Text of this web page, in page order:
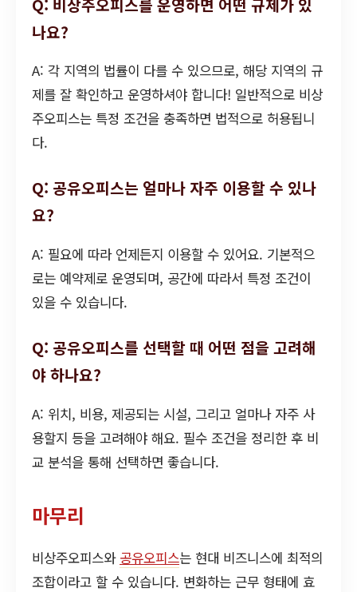
나요?
A: 각 지역의 법률이 다를 수 있으므로, 해당 지역의 규
제를 잘 확인하고 운영하셔야 합니다! 일반적으로 비상
주오피스는 특정 조건을 충족하면 법적으로 허용됩니
다.
Q: 공유오피스는 얼마나 자주 이용할 수 있나
요?
A: 필요에 따라 언제든지 이용할 수 있어요. 기본적으
로는 예약제로 운영되며, 공간에 따라서 특정 조건이
있을 수 있습니다.
Q: 공유오피스를 선택할 때 어떤 점을 고려해
야 하나요?
A: 위치, 비용, 제공되는 시설, 그리고 얼마나 자주 사
용할지 등을 고려해야 해요. 필수 조건을 정리한 후 비
교 분석을 통해 선택하면 좋습니다.
마무리
비상주오피스와 공유오피스는 현대 비즈니스에 최적의
조합이라고 할 수 있습니다. 변화하는 근무 형태에 효